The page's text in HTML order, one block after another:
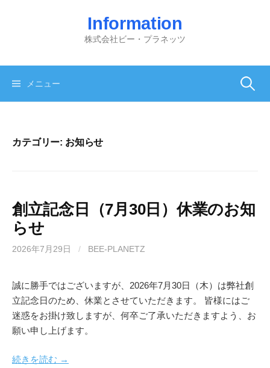
ツ
Information
株式会社ビー・プラネッツ
メニュー 検
カテゴリー: お知らせ
創立記念日（7月30日）休業のお知
らせ
2026年7月29日 / BEE-PLANETZ
誠に勝手ではございますが、2026年7月30日（木）は弊社創
立記念日のため、休業とさせていただきます。 皆様にはご
迷惑をお掛け致しますが、何卒ご了承いただきますよう、お
願い申し上げます。
続きを読む →